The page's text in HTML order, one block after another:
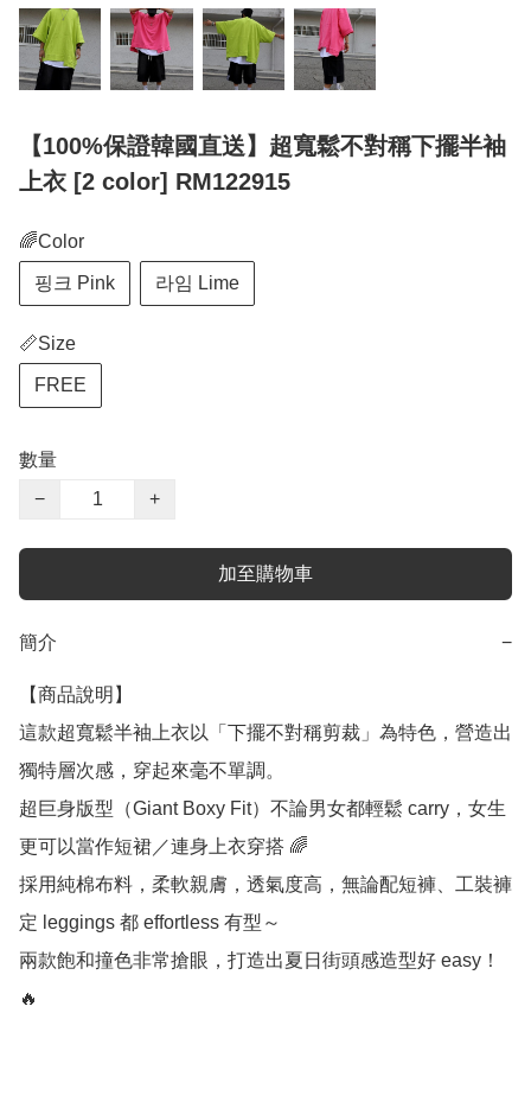
【100%保證韓國直送】超寬鬆不對稱下擺半袖
上衣 [2 color] RM122915
🌈Color
핑크 Pink 라임 Lime
📏Size
FREE
數量
−
+
加至購物車
簡介 −
【商品說明】
這款超寬鬆半袖上衣以「下擺不對稱剪裁」為特色，營造出
獨特層次感，穿起來毫不單調。
超巨身版型（Giant Boxy Fit）不論男女都輕鬆 carry，女生
更可以當作短裙／連身上衣穿搭 🌈
採用純棉布料，柔軟親膚，透氣度高，無論配短褲、工裝褲
定 leggings 都 effortless 有型～
兩款飽和撞色非常搶眼，打造出夏日街頭感造型好 easy！
🔥